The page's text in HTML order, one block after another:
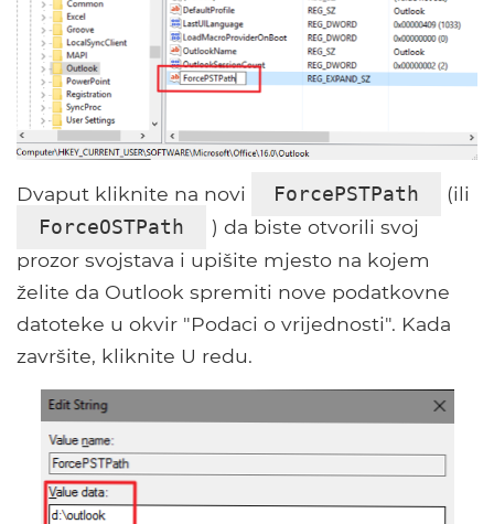
Dvaput kliknite na novi ForcePSTPath (ili
ForceOSTPath
) da biste otvorili svoj
prozor svojstava i upišite mjesto na kojem
želite da Outlook spremiti nove podatkovne
datoteke u okvir "Podaci o vrijednosti". Kada
završite, kliknite U redu.